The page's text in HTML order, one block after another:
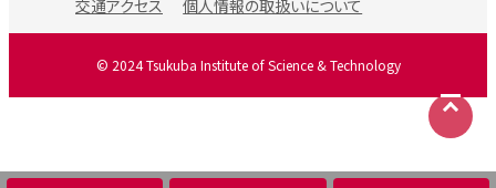
交通アクセス 個人情報の取扱いについて
© 2024 Tsukuba Institute of Science & Technology